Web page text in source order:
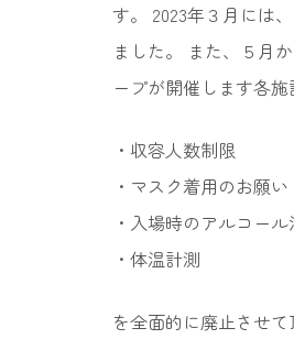
す。 2023年３月には
ました。 また、５月
ープが開催します各
・収容人数制限
・マスク着用のお願い
・入場時のアルコー
・体温計測
を全面的に廃止させ